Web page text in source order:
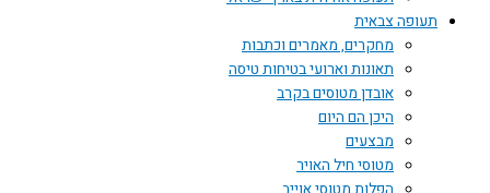
תעופה צבאית
מחקרים, מאמרים וכתבות
תאונות וארועי בטיחות טיסה
אובדן מטוסים בקרב
היכן הם היום
מבצעים
מטוסי חיל האויר